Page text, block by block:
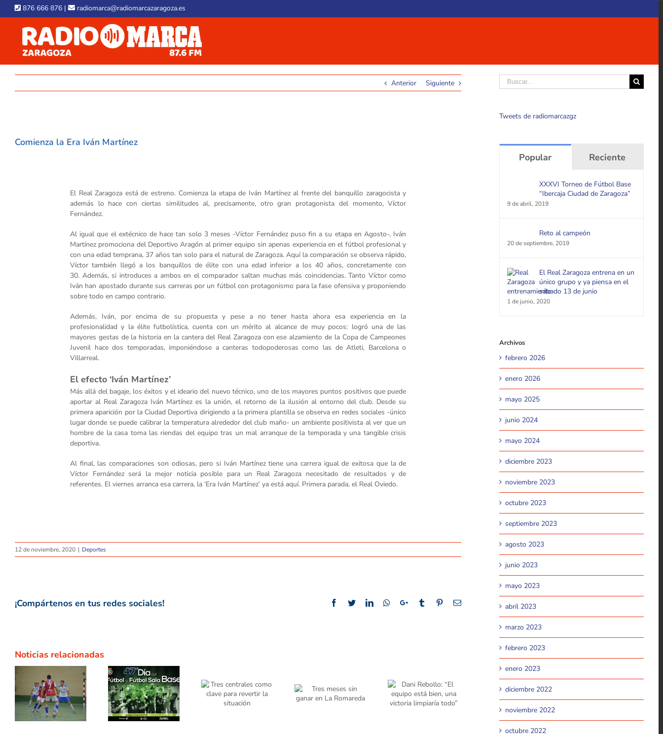
to
876 666 876 | radiomarca@radiomarcazaragoza.es
Anterior Siguiente
Image
Comienza la Era Iván Martínez
El Real Zaragoza está de estreno. Comienza la etapa de Iván Martínez al frente del banquillo zaragocista y
además lo hace con ciertas similitudes al, precisamente, otro gran protagonista del momento, Víctor
Fernández.
Al igual que el extécnico de hace tan solo 3 meses -Víctor Fernández puso fin a su etapa en Agosto-, Iván
Martínez promociona del Deportivo Aragón al primer equipo sin apenas experiencia en el fútbol profesional y
con una edad temprana, 37 años tan solo para el natural de Zaragoza. Aquí la comparación se observa rápido,
Víctor también llegó a los banquillos de élite con una edad inferior a los 40 años, concretamente con
30. Además, si introduces a ambos en el comparador saltan muchas más coincidencias. Tanto Víctor como
Iván han apostado durante sus carreras por un fútbol con protagonismo para la fase ofensiva y proponiendo
sobre todo en campo contrario.
Además, Iván, por encima de su propuesta y pese a no tener hasta ahora esa experiencia en la
profesionalidad y la élite futbolística, cuenta con un mérito al alcance de muy pocos: logró una de las
mayores gestas de la historia en la cantera del Real Zaragoza con ese alzamiento de la Copa de Campeones
Juvenil hace dos temporadas, imponiéndose a canteras todopoderosas como las de Atleti, Barcelona o
Villarreal.
El efecto ‘Iván Martínez’
Más allá del bagaje, los éxitos y el ideario del nuevo técnico, uno de los mayores puntos positivos que puede
aportar al Real Zaragoza Iván Martínez es la unión, el retorno de la ilusión al entorno del club. Desde su
primera aparición por la Ciudad Deportiva dirigiendo a la primera plantilla se observa en redes sociales -único
lugar donde se puede calibrar la temperatura alrededor del club maño- un ambiente positivista al ver que un
hombre de la casa toma las riendas del equipo tras un mal arranque de la temporada y una tangible crisis
deportiva.
Al final, las comparaciones son odiosas, pero si Iván Martínez tiene una carrera igual de exitosa que la de
Víctor Fernández será la mejor noticia posible para un Real Zaragoza necesitado de resultados y de
referentes. El viernes arranca esa carrera, la ‘Era Iván Martínez’ ya está aquí. Primera parada, el Real Oviedo.
12 de noviembre, 2020 | Deportes
¡Compártenos en tus redes sociales! Facebook
TwitterLinkedInWhatsapp
Google+Tumblr PinterestEmail
Noticias relacionadas
convoca sus
ayudas para
equipos de
categorías
Nueva
edición del
Día del
Fútbol Base
centrales
como clave
sin ganar en
equipo está
bien, una
Buscar
Tweets de radiomarcazgz
Popular Reciente
XXXVI Torneo de Fútbol Base
“Ibercaja Ciudad de Zaragoza”
9 de abril, 2019
Reto al campeón
20 de septiembre, 2019
El Real Zaragoza entrena en un
único grupo y ya piensa en el
sábado 13 de junio
1 de junio, 2020
Archivos
febrero 2026
enero 2026
mayo 2025
junio 2024
mayo 2024
diciembre 2023
noviembre 2023
octubre 2023
septiembre 2023
agosto 2023
junio 2023
mayo 2023
abril 2023
marzo 2023
febrero 2023
enero 2023
diciembre 2022
noviembre 2022
octubre 2022